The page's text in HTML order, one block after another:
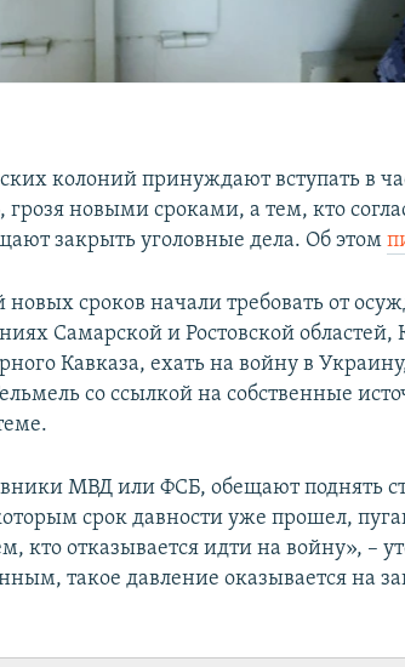
колоний принуждают вступать в
новыми сроками, а тем, кто
закрыть уголовные дела. Об этом
новых сроков начали требовать от
Самарской и Ростовской областей,
Кавказа, ехать на войну в
со ссылкой на собственные
МВД или ФСБ, обещают поднять
срок давности уже прошел,
кто отказывается идти на войну», –
такое давление оказывается на